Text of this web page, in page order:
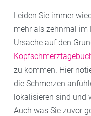
Leiden Sie immer
mehr als zehnmal im
Ursache auf den
zu kommen. Hier
die Schmerzen
lokalisieren sind und
Auch was Sie zuvor